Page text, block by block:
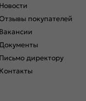
Новости
покупателей
Вакансии
Письмо директору
Контакты